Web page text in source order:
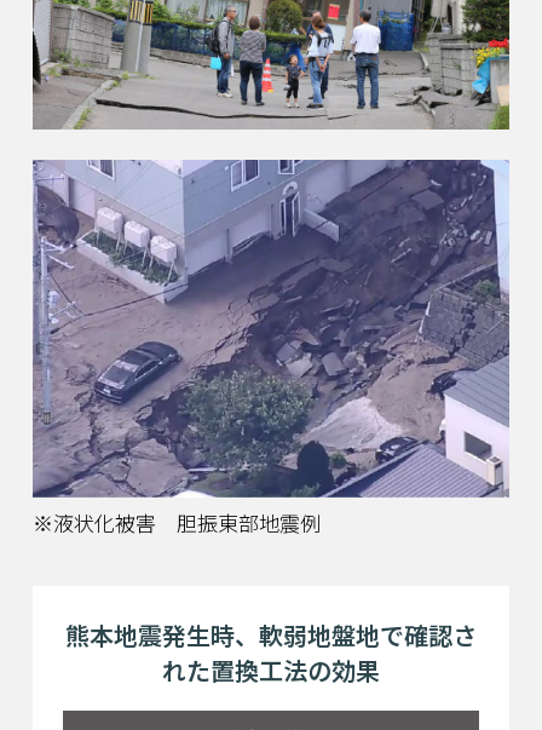
※液状化被害 胆振東部地震例
熊本地震発生時、軟弱地盤地で確認さ
れた置換工法の効果